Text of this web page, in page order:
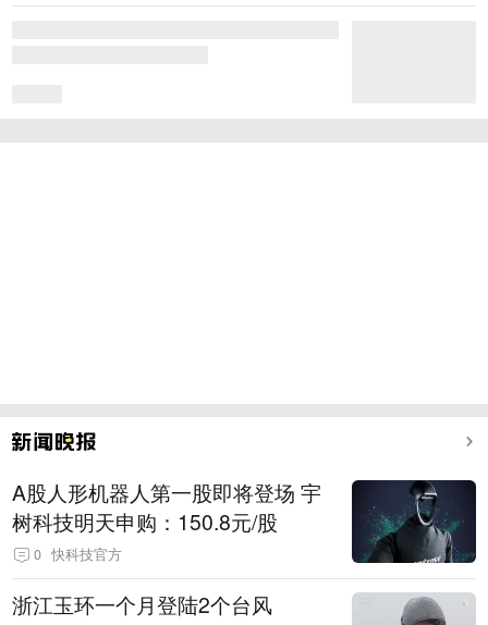
A股人形机器人第一股即将登场 宇
树科技明天申购：150.8元/股
0 快科技官方
浙江玉环一个月登陆2个台风